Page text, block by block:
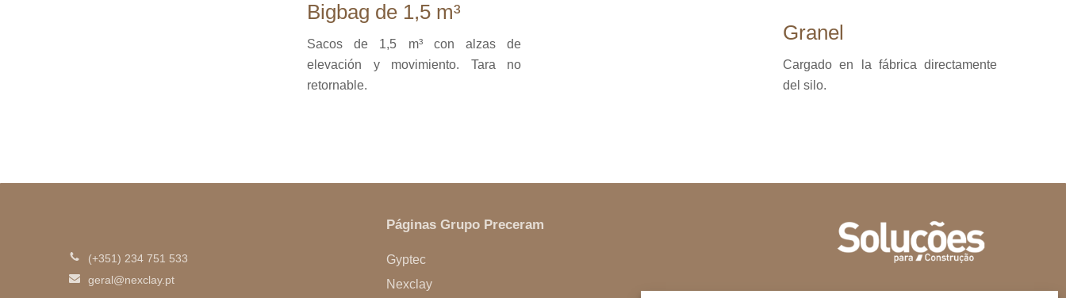
Bigbag de 1,5 m³
Sacos de 1,5 m³ con alzas de
elevación y movimiento. Tara no
retornable.
Granel
Cargado en la fábrica directamente
del silo.
(+351) 234 751 533
geral@nexclay.pt
Páginas Grupo Preceram
Gyptec
Nexclay